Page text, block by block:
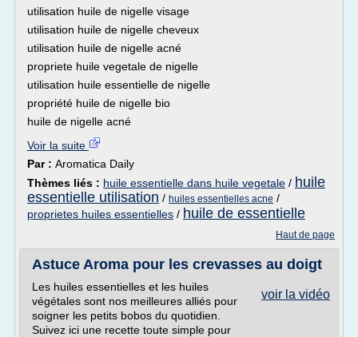
utilisation huile de nigelle visage
utilisation huile de nigelle cheveux
utilisation huile de nigelle acné
propriete huile vegetale de nigelle
utilisation huile essentielle de nigelle
propriété huile de nigelle bio
huile de nigelle acné
Voir la suite
Par : Aromatica Daily
Thèmes liés : huile essentielle dans huile vegetale / huile
essentielle utilisation / huiles essentielles acne /
proprietes huiles essentielles / huile de essentielle
Haut de page
Astuce Aroma pour les crevasses au doigt
voir la vidéo
Les huiles essentielles et les huiles
végétales sont nos meilleures alliés pour
soigner les petits bobos du quotidien.
Suivez ici une recette toute simple pour